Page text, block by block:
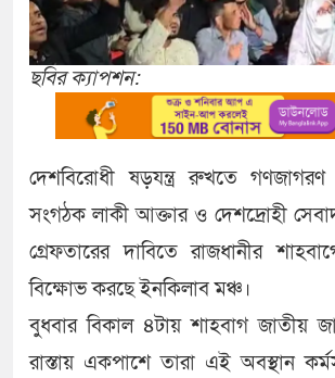
ছবির ক্যাপশন:
দেশবিরোধী ষড়যন্ত্র রুখতে
সংগঠক লাকী আক্তার ও দেশদ্রোহী
গ্রেফতারের দাবিতে রাজধানীর
বিক্ষোভ করছে ইনকিলাব মঞ্চ।
বুধবার বিকাল ৪টায় শাহবাগ জাতীয়
রাস্তায় একপাশে তারা এই অবস্থান